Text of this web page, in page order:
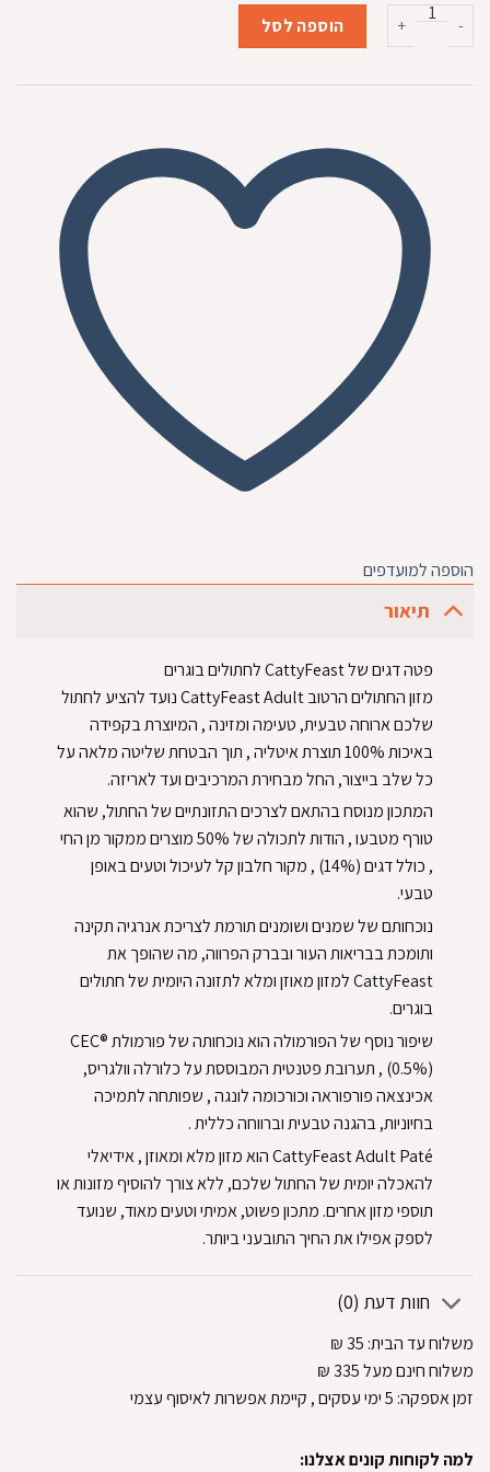
המקורי
היה:
₪6.00.
הנוכחי
הוא:
₪5.80.
כמות של מעדן קטיפיסט פטה דגים לחתולים בוגרים 85 גרם
הוספה לסל
הוספה למועדפים
תיאור
פטה דגים של CattyFeast לחתולים בוגרים
מזון החתולים הרטוב CattyFeast Adult נועד להציע לחתול
שלכם ארוחה טבעית, טעימה ומזינה , המיוצרת בקפידה
באיכות 100% תוצרת איטליה , תוך הבטחת שליטה מלאה על
כל שלב בייצור, החל מבחירת המרכיבים ועד לאריזה.
המתכון מנוסח בהתאם לצרכים התזונתיים של החתול, שהוא
טורף מטבעו , הודות לתכולה של 50% מוצרים ממקור מן החי
, כולל דגים (14%) , מקור חלבון קל לעיכול וטעים באופן
טבעי.
נוכחותם של שמנים ושומנים תורמת לצריכת אנרגיה תקינה
ותומכת בבריאות העור ובברק הפרווה, מה שהופך את
CattyFeast למזון מאוזן ומלא לתזונה היומית של חתולים
בוגרים.
שיפור נוסף של הפורמולה הוא נוכחותה של פורמולת CEC®
(0.5%) , תערובת פטנטית המבוססת על כלורלה וולגריס,
אכינצאה פורפוראה וכורכומה לונגה , שפותחה לתמיכה
בחיוניות, בהגנה טבעית וברווחה כללית .
CattyFeast Adult Paté הוא מזון מלא ומאוזן , אידיאלי
להאכלה יומית של החתול שלכם, ללא צורך להוסיף מזונות או
תוספי מזון אחרים. מתכון פשוט, אמיתי וטעים מאוד, שנועד
לספק אפילו את החיך התובעני ביותר.
חוות דעת (0)
משלוח עד הבית:
₪
משלוח חינם מעל 335
₪
זמן אספקה: 5ימי עסקים, קיימת אפשרות לאיסוף עצמי
למה לקוחות קונים אצלנו: